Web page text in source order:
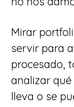
Mirar
servir para
procesado,
analizar
lleva o se